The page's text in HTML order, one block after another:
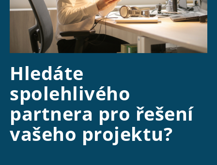
Hledáte
spolehlivého
partnera pro řešení
vašeho projektu?